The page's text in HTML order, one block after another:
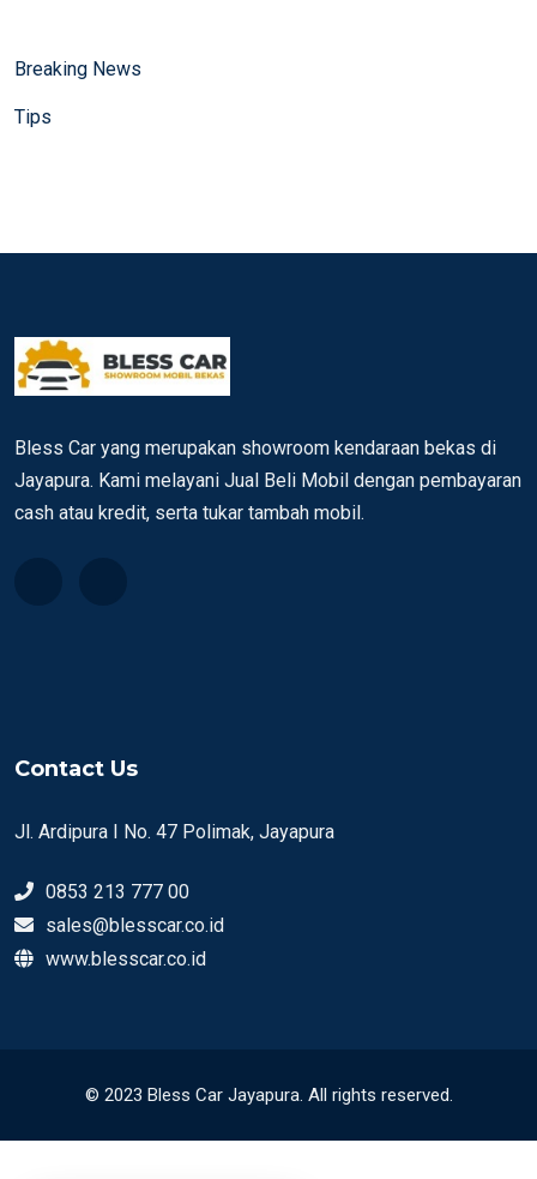
Breaking News
Tips
Bless Car yang merupakan showroom kendaraan bekas di
Jayapura. Kami melayani Jual Beli Mobil dengan pembayaran
cash atau kredit, serta tukar tambah mobil.
Contact Us
Jl. Ardipura I No. 47 Polimak, Jayapura
0853 213 777 00
sales@blesscar.co.id
www.blesscar.co.id
© 2023 Bless Car Jayapura. All rights reserved.